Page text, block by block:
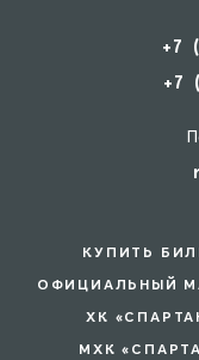
+7
+7
КУПИТЬ
ОФИЦИАЛЬНЫЙ
ХК
МХК